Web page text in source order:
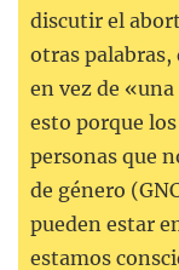
discutir el
otras palabras,
en vez de
esto porque
personas que
de género
pueden estar
estamos